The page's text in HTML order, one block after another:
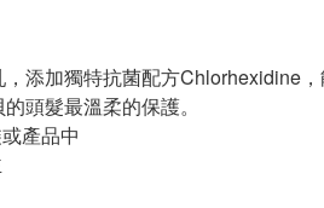
添加獨特抗菌配方Chlorhexidine
頭髮最溫柔的保護。
產品中